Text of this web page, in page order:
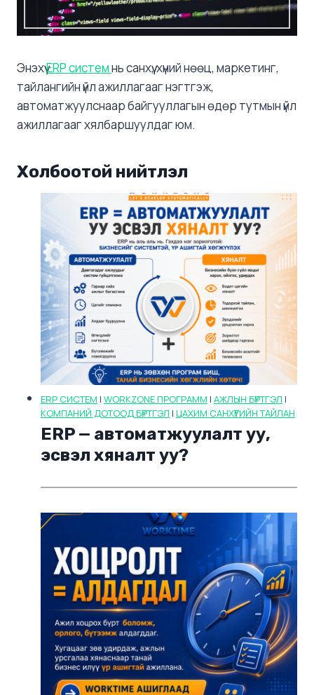
ЭнэхүүERP системнь санхүү, хүний нөөц, маркетинг,
тайлангийн үйл ажиллагааг нэгтгэж,
автоматжуулснаар байгууллагын өдөр тутмын үйл
ажиллагааг хялбаршуулдаг юм​.
Холбоотой нийтлэл
ERP СИСТЕМ | WORKZONE ПРОГРАММ | АЖЛЫН БҮРТГЭЛ |
КОМПАНИЙ ДОТООД БҮРТГЭЛ | ЦАХИМ САНХҮҮГИЙН ТАЙЛАН
ERP — автоматжуулалт уу,
эсвэл хяналт уу?